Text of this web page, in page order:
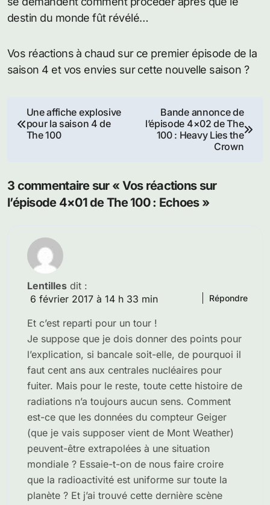
destin du monde fût révélé…
Vos réactions à chaud sur ce premier épisode de la
saison 4 et vos envies sur cette nouvelle saison ?
Navigation
de
Une affiche explosive
pour la saison 4 de
The 100
Bande annonce de
l’épisode 4×02 de The
100 : Heavy Lies the
Crown
3 commentaire sur « Vos réactions sur
l’épisode 4×01 de The 100 : Echoes »
Lentilles dit :
6 février 2017 à 14 h 33 min
Et c’est reparti pour un tour !
Je suppose que je dois donner des points pour
l’explication, si bancale soit-elle, de pourquoi il
faut cent ans aux centrales nucléaires pour
fuiter. Mais pour le reste, toute cette histoire de
radiations n’a toujours aucun sens. Comment
est-ce que les données du compteur Geiger
(que je vais supposer vient de Mont Weather)
peuvent-être extrapolées à une situation
mondiale ? Essaie-t-on de nous faire croire
que la radioactivité est uniforme sur toute la
planète ? Et j’ai trouvé cette dernière scène
Répondre